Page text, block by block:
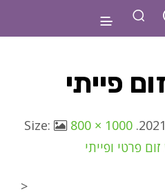
פייתי
. Size:
800 × 1000
פרטי ופייתי
<